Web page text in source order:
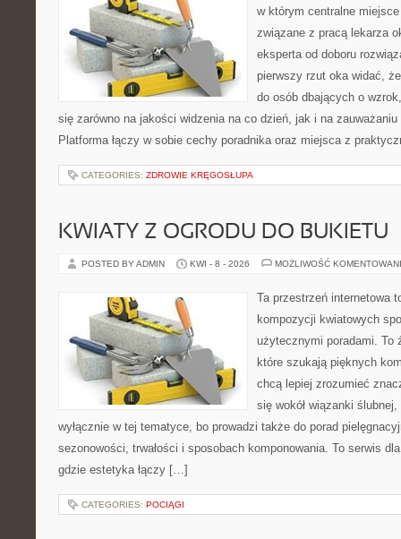
w którym centralne
związane z pracą lekarza
eksperta od doboru
pierwszy rzut oka widać,
do osób dbających o
się zarówno na jakości widzenia na co dzień, jak i na
Platforma łączy w sobie cechy poradnika oraz miejsca z
CATEGORIES: ZDROWIE KRĘGOSŁUPA
KWIATY Z OGRODU DO BUKIETU
POSTED BY ADMIN KWI - 8 - 2026 MOŻLIWOŚĆ
Ta przestrzeń internetowa
kompozycji kwiatowych
użytecznymi poradami. To
które szukają pięknych
chcą lepiej zrozumieć
się wokół wiązanki
wyłącznie w tej tematyce, bo prowadzi także do porad
sezonowości, trwałości i sposobach komponowania. To serwis
gdzie estetyka łączy […]
CATEGORIES: POCIĄGI